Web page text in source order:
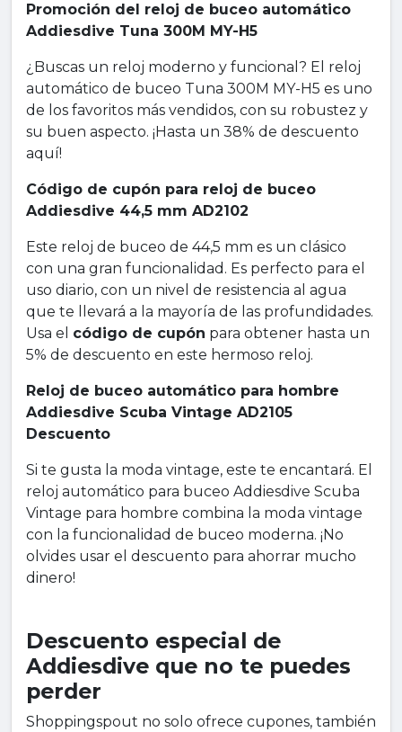
Promoción del reloj de buceo automático
Addiesdive Tuna 300M MY-H5
¿Buscas un reloj moderno y funcional? El reloj
automático de buceo Tuna 300M MY-H5 es uno
de los favoritos más vendidos, con su robustez y
su buen aspecto. ¡Hasta un 38% de descuento
aquí!
Código de cupón para reloj de buceo
Addiesdive 44,5 mm AD2102
Este reloj de buceo de 44,5 mm es un clásico
con una gran funcionalidad. Es perfecto para el
uso diario, con un nivel de resistencia al agua
que te llevará a la mayoría de las profundidades.
Usa el código de cupón para obtener hasta un
5% de descuento en este hermoso reloj.
Reloj de buceo automático para hombre
Addiesdive Scuba Vintage AD2105
Descuento
Si te gusta la moda vintage, este te encantará. El
reloj automático para buceo Addiesdive Scuba
Vintage para hombre combina la moda vintage
con la funcionalidad de buceo moderna. ¡No
olvides usar el descuento para ahorrar mucho
dinero!
Descuento especial de
Addiesdive que no te puedes
perder
Shoppingspout no solo ofrece cupones, también